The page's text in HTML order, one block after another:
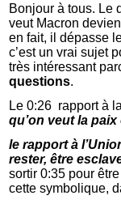
Bonjour à tous. Le
veut Macron
en fait, il dépasse
c’est un vrai sujet
très intéressant
questions.
Le 0:26 rapport à
qu’on veut la
le rapport à
rester, être
sortir 0:35 pour
cette symbolique,